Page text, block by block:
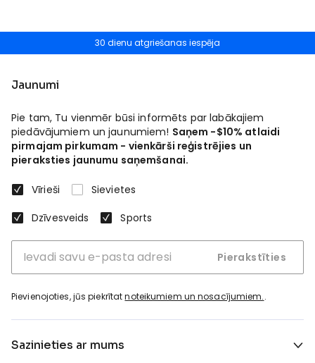
30 dienu atgriešanas iespēja
Jaunumi
Pie tam, Tu vienmēr būsi informēts par labākajiem
piedāvājumiem un jaunumiem! Saņem -$10% atlaidi
pirmajam pirkumam - vienkārši reģistrējies un
pieraksties jaunumu saņemšanai.
Vīrieši
Sievietes
Dzīvesveids
Sports
Pierakstīties
Pievienojoties, jūs piekrītatnoteikumiem un nosacījumiem..
Sazinieties ar mums